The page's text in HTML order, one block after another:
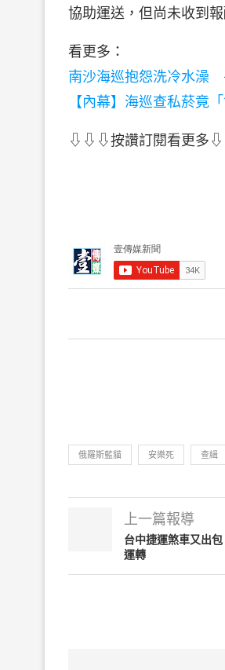
協助運送，但尚未收到
看更多：
南沙海巡抱怨洗冷水澡
【內幕】海巡查私菸竟
⇩⇩⇩按讚訂閱看更多
俄羅斯藍貓 安樂死 查緝
上一篇報導
台中捷運煞車又出
運轉